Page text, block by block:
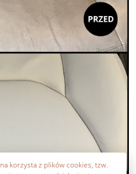
korzysta z plików cookies, tzw.